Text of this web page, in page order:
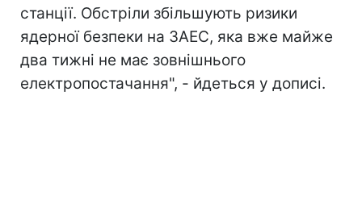
станції. Обстріли збільшують ризики
ядерної безпеки на ЗАЕС, яка вже майже
два тижні не має зовнішнього
електропостачання", - йдеться у дописі.